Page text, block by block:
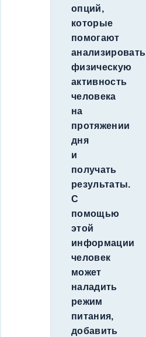
опций,
которые
помогают
анализировать
физическую
активность
человека
на
протяжении
дня
и
получать
результаты.
С
помощью
этой
информации
человек
может
наладить
режим
питания,
добавить